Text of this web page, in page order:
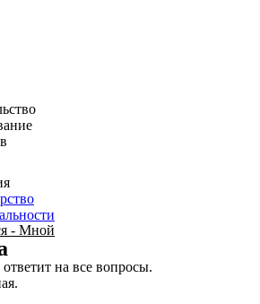
- Мной
на все вопросы.